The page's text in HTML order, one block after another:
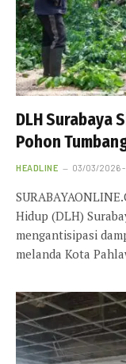
DLH Surabaya
Pohon
HEADLINE 03/03/2026 -
Hidup (DLH)
mengantisipasi
melanda Kota